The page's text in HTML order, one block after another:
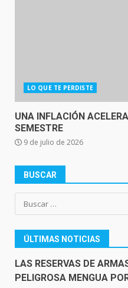
LO QUE TE PERDISTE
UNA INFLACIÓN
SEMESTRE
9 de julio de 2026
BUSCAR
Buscar:
ÚLTIMAS NOTICIAS
LAS RESERVAS DE
PELIGROSA MENGUA